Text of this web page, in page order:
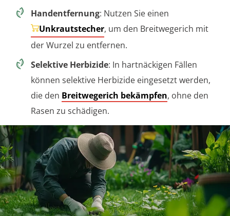
Handentfernung: Nutzen Sie einen
Unkrautstecher, um den Breitwegerich mit
der Wurzel zu entfernen.
Selektive Herbizide: In hartnäckigen Fällen
können selektive Herbizide eingesetzt werden,
die den Breitwegerich bekämpfen, ohne den
Rasen zu schädigen.